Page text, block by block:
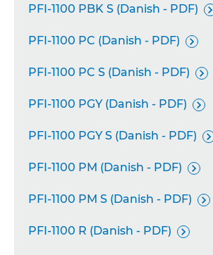
PFI-1100 PBK S (Danish - PDF) 
PFI-1100 PC (Danish - PDF) 
PFI-1100 PC S (Danish - PDF) 
PFI-1100 PGY (Danish - PDF) 
PFI-1100 PGY S (Danish - PDF) 
PFI-1100 PM (Danish - PDF) 
PFI-1100 PM S (Danish - PDF) 
PFI-1100 R (Danish - PDF) 